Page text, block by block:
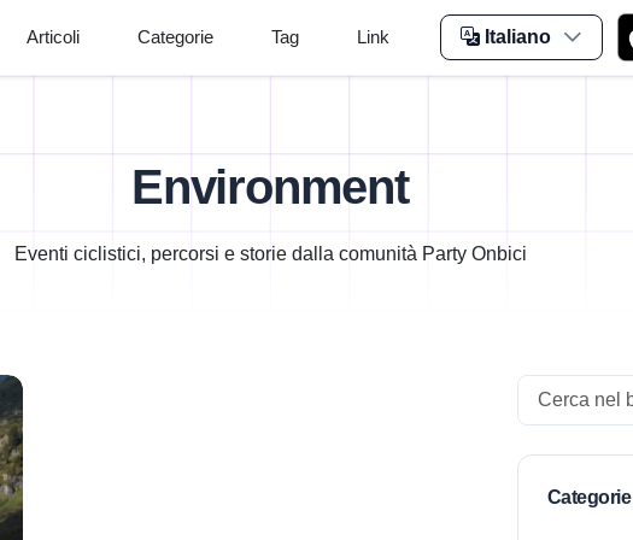
Articoli Categorie Tag Link Italiano
Environment
Eventi ciclistici, percorsi e storie dalla comunità Party Onbici
Search
Categorie